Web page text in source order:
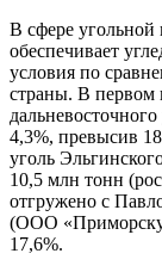
В сфере
обеспечивает
условия по
страны. В первом
4,3%, превысив
уголь
10,5 млн тонн
отгружено с
(ООО
17,6%.